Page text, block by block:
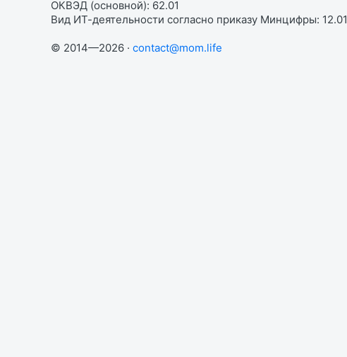
ОКВЭД (основной): 62.01
Вид ИТ-деятельности согласно приказу Минцифры: 12.01
© 2014—2026 · contact@mom.life